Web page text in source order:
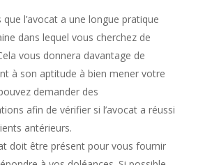
l’avocat a une longue pratique
dans lequel vous cherchez de
vous donnera davantage de
à son aptitude à bien mener votre
demander des
afin de vérifier si l’avocat a réussi
antérieurs.
doit être présent pour vous fournir